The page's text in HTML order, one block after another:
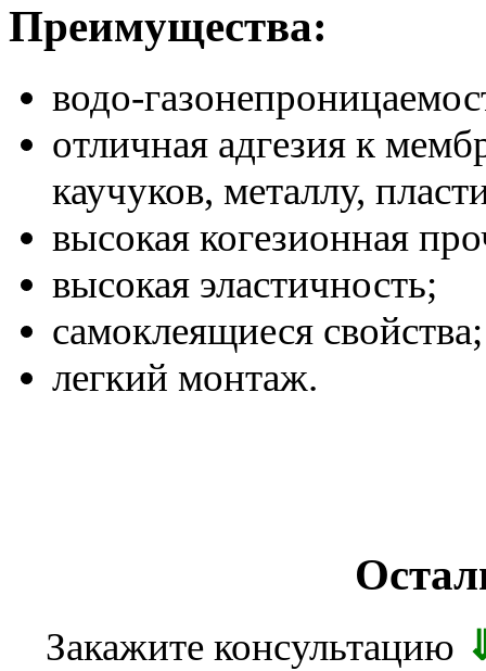
Преимущества:
водо-
отличная адгезия к
каучуков, металлу,
высокая когезионная
высокая эластичность;
самоклеящиеся свойства;
легкий монтаж.
Закажите консультацию